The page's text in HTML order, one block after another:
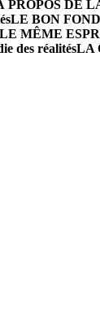
PROPOS DE
LE BON
MÊME
des réalitésLA